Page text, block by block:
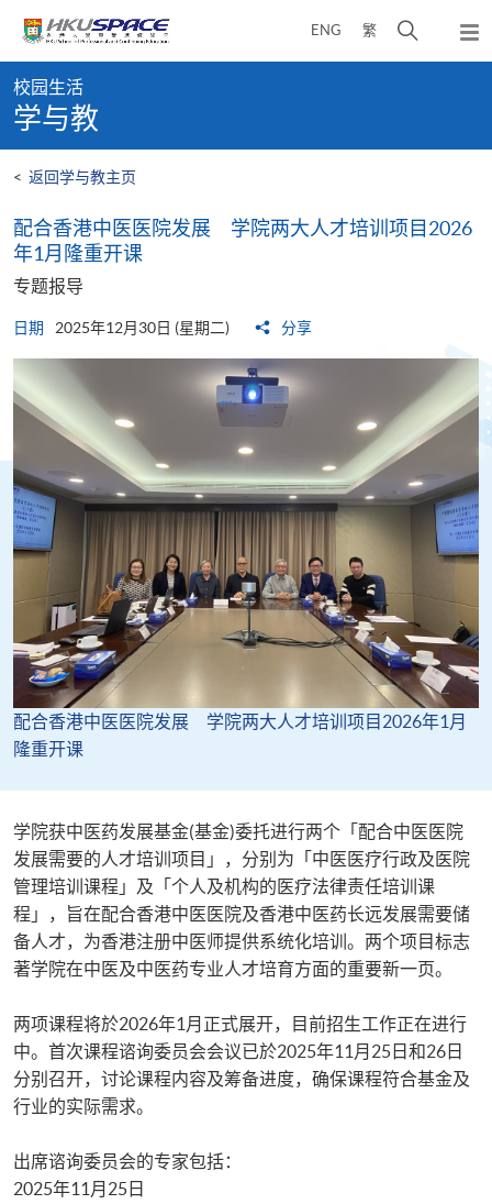
content
ENG 繁
开
弹
出
content
start
校园生活
学与教
< 返回学与教主页
配合香港中医医院发展 学院两大人才培训项目2026
年1月隆重开课
专题报导
日期 2025年12月30日 (星期二) 分享
配合香港中医医院发展 学院两大人才培训项目2026年1月
隆重开课
学院获中医药发展基金(基金)委托进行两个「配合中医医院
发展需要的人才培训项目」，分别为「中医医疗行政及医院
管理培训课程」及「个人及机构的医疗法律责任培训课
程」，旨在配合香港中医医院及香港中医药长远发展需要储
备人才，为香港注册中医师提供系统化培训。两个项目标志
著学院在中医及中医药专业人才培育方面的重要新一页。
两项课程将於2026年1月正式展开，目前招生工作正在进行
中。首次课程谘询委员会会议已於2025年11月25日和26日
分别召开，讨论课程内容及筹备进度，确保课程符合基金及
行业的实际需求。
出席谘询委员会的专家包括：
2025年11月25日